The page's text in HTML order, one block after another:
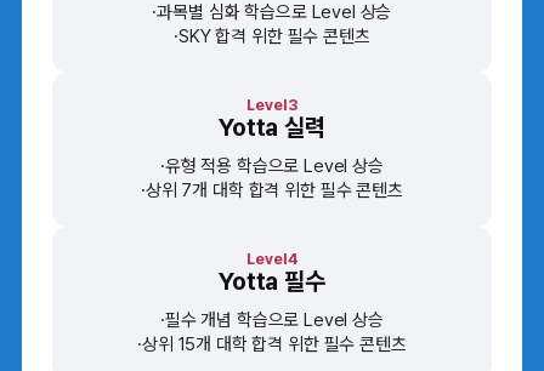
과목별 심화 학습으로 Level 상승
SKY 합격 위한 필수 콘텐츠
Level3
Yotta 실력
유형 적용 학습으로 Level 상승
상위 7개 대학 합격 위한 필수 콘텐츠
Level4
Yotta 필수
필수 개념 학습으로 Level 상승
상위 15개 대학 합격 위한 필수 콘텐츠